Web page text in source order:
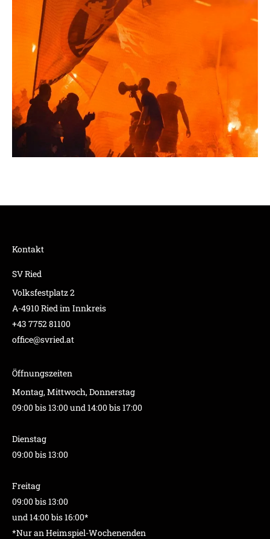
Kontakt
SV Ried
Volksfestplatz 2
A-4910 Ried im Innkreis
+43 7752 81100
office@svried.at
Öffnungszeiten
Montag, Mittwoch, Donnerstag
09:00 bis 13:00 und 14:00 bis 17:00
Dienstag
09:00 bis 13:00
Freitag
09:00 bis 13:00
und 14:00 bis 16:00*
*Nur an Heimspiel-Wochenenden